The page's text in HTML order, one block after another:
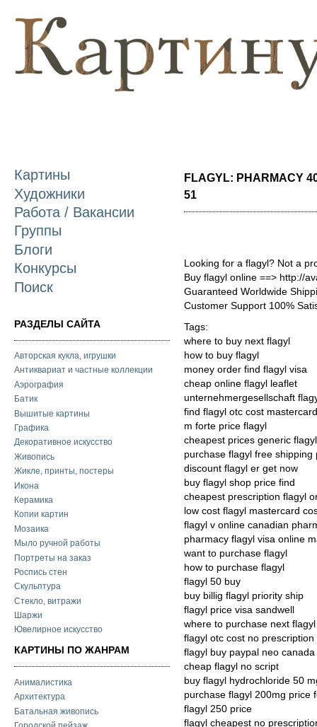
Картины
Художники
Работа / Вакансии
Группы
Блоги
Конкурсы
Поиск
РАЗДЕЛЫ САЙТА
Авторская кукла, игрушки
Антиквариат и частные коллекции
Аэрография
Батик
Вышитые картины
Графика
Декоративное искусство
Живопись
Жикле, принты, постеры
Икона
Керамика
Копии картин
Мозаика
Мыло ручной работы
Портреты на заказ
Роспись стен
Скульптура
Стекло, витражи
Шаржи
Ювелирное искусство
КАРТИНЫ ПО ЖАНРАМ
Анималистика
Архитектура
Батальная живопись
FLAGYL: PHARMACY
51
Looking for a flagyl? Not a
Buy flagyl online ==> http://
Guaranteed Worldwide
Customer Support 100%
Tags:
where to buy next flagyl
how to buy flagyl
money order find flagyl visa
cheap online flagyl leaflet
unternehmergesellschaft
find flagyl otc cost mastercard
m forte price flagyl
cheapest prices generic flagyl
purchase flagyl free shipping
discount flagyl er get now
buy flagyl shop price find
cheapest prescription flagyl
low cost flagyl mastercard
flagyl v online canadian
pharmacy flagyl visa online
want to purchase flagyl
how to purchase flagyl
flagyl 50 buy
buy billig flagyl priority ship
flagyl price visa sandwell
where to purchase next flagyl
flagyl otc cost no prescription
flagyl buy paypal neo canada
cheap flagyl no script
buy flagyl hydrochloride 50
purchase flagyl 200mg price
flagyl 250 price
flagyl cheapest no